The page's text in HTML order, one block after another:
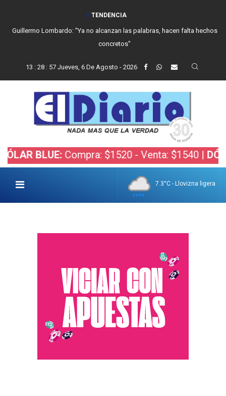
TENDENCIA
Guillermo Lombardo: "Ya no alcanzan las palabras, hacen falta hechos
concretos"
13 : 28: 58 Jueves, 6 De Agosto - 2026
Compra: $1520 - Venta: $1540 |DÓLAR
7.3°C - Llovizna ligera